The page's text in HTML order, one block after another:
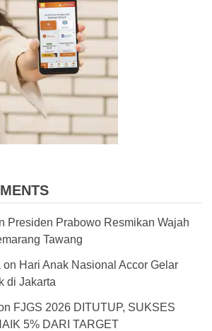
Presiden Prabowo Resmikan Wajah
Tawang
on Hari Anak Nasional Accor Gelar
di Jakarta
FJGS 2026 DITUTUP, SUKSES
5% DARI TARGET